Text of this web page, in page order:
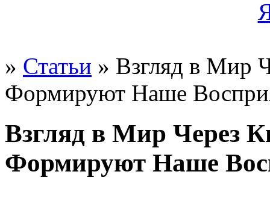
» Статьи » Взгляд в Мир
Формируют Наше
Взгляд в Мир Через
Формируют Наше